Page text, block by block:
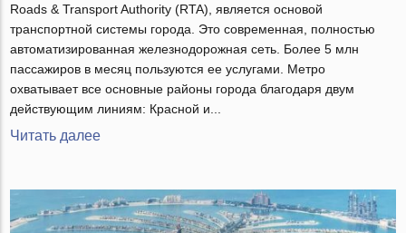
Roads & Transport Authority (RTA), является основой
транспортной системы города. Это современная, полностью
автоматизированная железнодорожная сеть. Более 5 млн
пассажиров в месяц пользуются ее услугами. Метро
охватывает все основные районы города благодаря двум
действующим линиям: Красной и...
Читать далее